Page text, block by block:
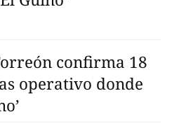
confirma 18
operativo donde